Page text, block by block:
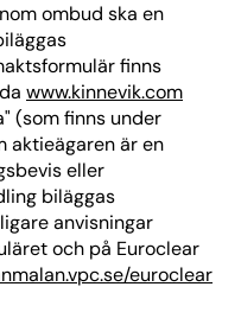
ombud ska en
finns
www.kinnevik.com
(som finns under
aktieägaren är en
eller
biläggas
anvisningar
och på Euroclear
euroclear